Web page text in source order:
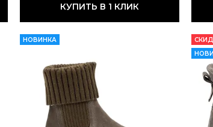
КУПИТЬ В 1 КЛИК
НОВИНКА